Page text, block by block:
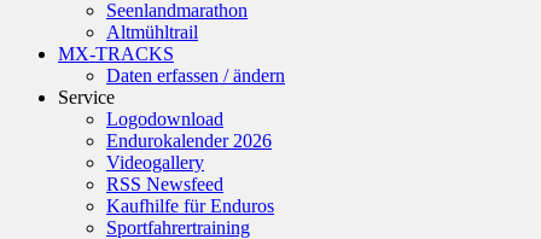
Seenlandmarathon
Altmühltrail
MX-TRACKS
Daten erfassen / ändern
Service
Logodownload
Endurokalender 2026
Videogallery
RSS Newsfeed
Kaufhilfe für Enduros
Sportfahrertraining